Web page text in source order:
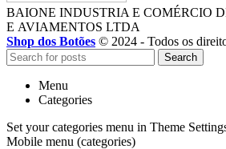
BAIONE INDUSTRIA E COMÉRCIO
E AVIAMENTOS LTDA
Shop dos Botões © 2024 - Todos os
Search
Menu
Categories
Set your categories menu in Theme
Mobile menu (categories)